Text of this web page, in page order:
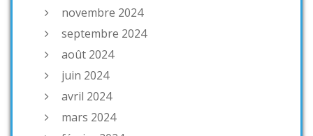
novembre 2024
septembre 2024
août 2024
juin 2024
avril 2024
mars 2024